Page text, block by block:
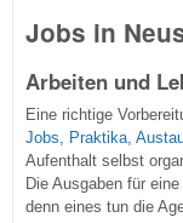
Jobs in
Arbeiten und
Eine richtige
Jobs, Praktika,
Aufenthalt selbst
Die Ausgaben für
denn eines tun die